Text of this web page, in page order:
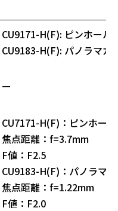
CU9171-H(F): ピンホール
CU9183-H(F): パノラマカ
ー
CU7171-H(F) ：ピンホー
焦点距離：f=3.7mm
F値：F2.5
CU9183-H(F) ：パノラマ
焦点距離：f=1.22mm
F値：F2.0